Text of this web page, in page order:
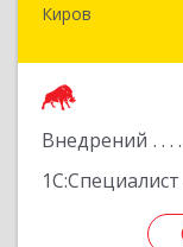
Киров
Внедрений
1С:Специалист
610017,